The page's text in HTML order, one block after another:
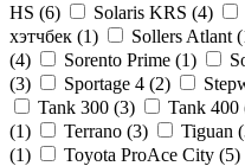
HS (6) Solaris KRS (4)
хэтчбек (1) Sollers Atlant (
(4) Sorento Prime (1)
(3) Sportage 4 (2)
Tank 300 (3) Tank 400
(1) Terrano (3) Tiguan (
(1) Toyota ProAce City (5)